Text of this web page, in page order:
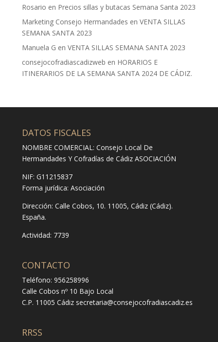
Rosario en Precios sillas y butacas Semana Santa 2023
Marketing Consejo Hermandades en VENTA SILLAS
SEMANA SANTA 2023
Manuela G en VENTA SILLAS SEMANA SANTA 2023
consejocofradiascadizweb en HORARIOS E
ITINERARIOS DE LA SEMANA SANTA 2024 DE CÁDIZ.
DATOS FISCALES
NOMBRE COMERCIAL: Consejo Local De
Hermandades Y Cofradías de Cádiz ASOCIACIÓN
NIF: G11215837
Forma jurídica: Asociación
Dirección: Calle Cobos, 10. 11005, Cádiz (Cádiz).
España.
Actividad: 7739
CONTACTO
Teléfono: 956258996
Calle Cobos nº 10 Bajo Local
C.P. 11005 Cádiz secretaria@consejocofradiascadiz.es
RRSS